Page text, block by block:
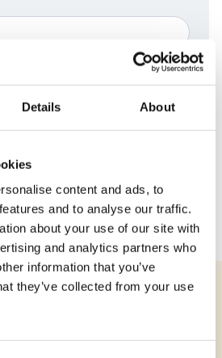
Details About
content and ads, to
and to analyse our traffic.
about your use of our site with
and analytics partners who
information that you’ve
they’ve collected from your use